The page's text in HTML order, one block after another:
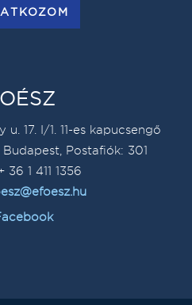
17. I/1. 11-es kapucsengő
Postafiók: 301
36 1 411 1356